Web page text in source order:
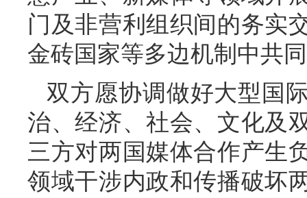
门及非营利组织间的务实
金砖国家等多边机制中共
双方愿协调做好大型国
治、经济、社会、文化及
三方对两国媒体合作产生
领域干涉内政和传播破坏